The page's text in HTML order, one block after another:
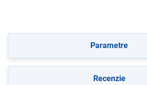
Parametre
Recenzie